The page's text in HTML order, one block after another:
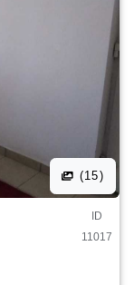
(15)
ID
11017